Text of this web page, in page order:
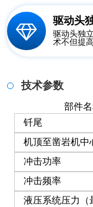
驱动头
驱动头独
术不但提
技术参数
部件
钎尾
机顶至凿岩机中
冲击功率
冲击频率
液压系统压力（